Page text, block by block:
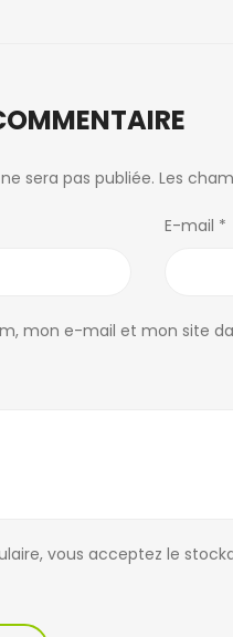
sera pas publiée. Les
E-mail *
mon e-mail et mon site
vous acceptez le